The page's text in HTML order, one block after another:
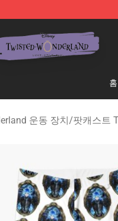
홈
운동 장치/팟캐스트